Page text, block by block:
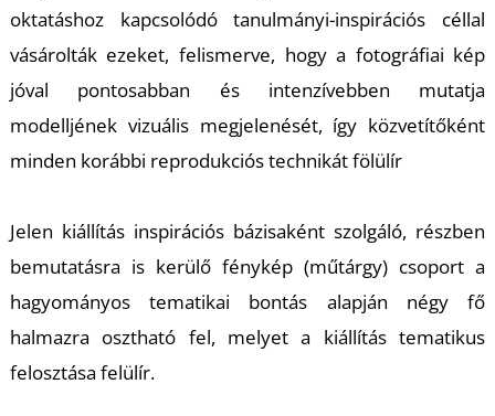
oktatáshoz kapcsolódó tanulmányi-inspirációs céllal
vásárolták ezeket, felismerve, hogy a fotográfiai kép
jóval pontosabban és intenzívebben mutatja
modelljének vizuális megjelenését, így közvetítőként
minden korábbi reprodukciós technikát fölülír
Jelen kiállítás inspirációs bázisaként szolgáló, részben
bemutatásra is kerülő fénykép (műtárgy) csoport a
hagyományos tematikai bontás alapján négy fő
halmazra osztható fel, melyet a kiállítás tematikus
felosztása felülír.